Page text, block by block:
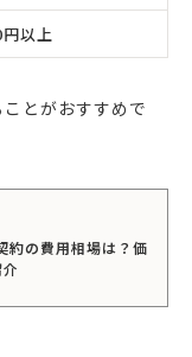
以上
とがおすすめで
約の費用相場は？価